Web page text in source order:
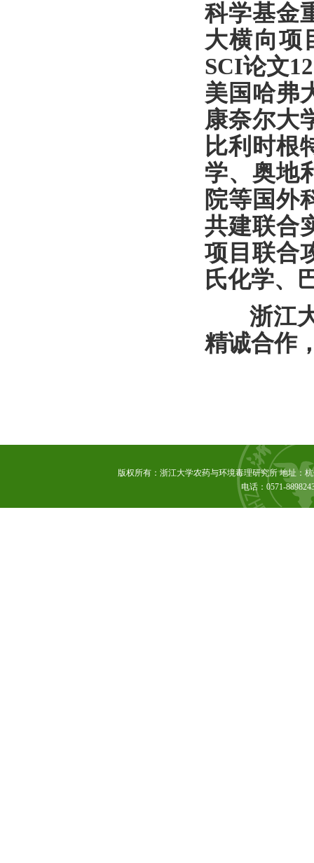
科学基金
大横向项
SCI论文
美国哈弗
康奈尔大
比利时根
学、奥地
院等国外
共建联合
项目联合
氏化学、
浙江大
精诚合作
版权所有：浙江大学农药与环境毒理研究所 地址：
电话：0571-